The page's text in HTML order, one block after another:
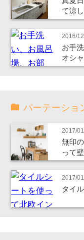
て涼
2016/
お手
オシ
パーテーショ
2017/
無印
って
2017/
タイ